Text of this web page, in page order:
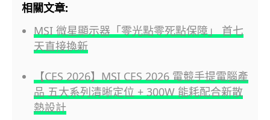
相關文章:
MSI 微星顯示器「零光點零死點保障」 首七
天直接換新
【CES 2026】MSI CES 2026 電競手提電腦產
品 五大系列清晰定位 + 300W 能耗配合新散
熱設計